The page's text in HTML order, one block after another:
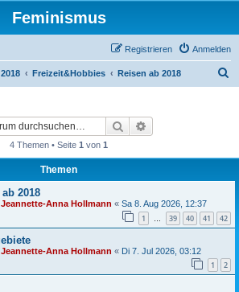
Feminismus
Anmelden
Registrieren
Freizeit&Hobbies Reisen ab 2018
Suche
4 Themen • Seite 1 von 1
Themen
2018
Jeannette-Anna Hollmann « Sa 8. Aug 2026, 12:37
1 … 39 40 41 42
Jeannette-Anna Hollmann « Di 7. Jul 2026, 03:12
1 2